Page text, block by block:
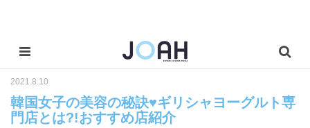
2021.8.10
韓国女子の美容の秘訣♥ギリシャヨーグルト専
門店とは?!おすすめ店紹介